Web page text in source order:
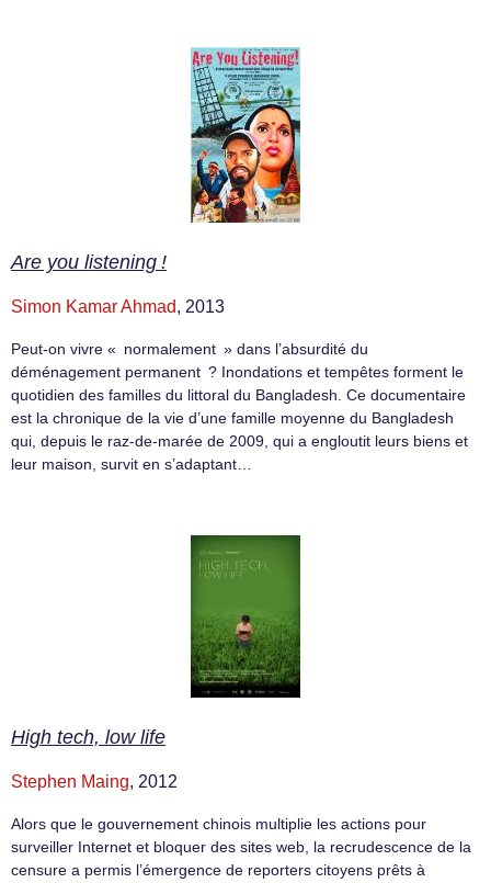
Are you listening !
Simon Kamar Ahmad, 2013
Peut-on vivre « normalement » dans l’absurdité du
déménagement permanent ? Inondations et tempêtes forment le
quotidien des familles du littoral du Bangladesh. Ce documentaire
est la chronique de la vie d’une famille moyenne du Bangladesh
qui, depuis le raz-de-marée de 2009, qui a engloutit leurs biens et
leur maison, survit en s’adaptant…
High tech, low life
Stephen Maing, 2012
Alors que le gouvernement chinois multiplie les actions pour
surveiller Internet et bloquer des sites web, la recrudescence de la
censure a permis l’émergence de reporters citoyens prêts à